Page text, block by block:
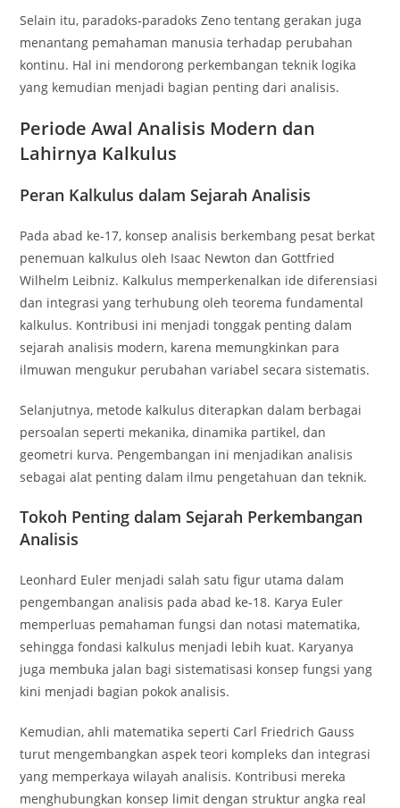
Selain itu, paradoks‑paradoks Zeno tentang gerakan juga
menantang pemahaman manusia terhadap perubahan
kontinu. Hal ini mendorong perkembangan teknik logika
yang kemudian menjadi bagian penting dari analisis.
Periode Awal Analisis Modern dan
Lahirnya Kalkulus
Peran Kalkulus dalam Sejarah Analisis
Pada abad ke‑17, konsep analisis berkembang pesat berkat
penemuan kalkulus oleh Isaac Newton dan Gottfried
Wilhelm Leibniz. Kalkulus memperkenalkan ide diferensiasi
dan integrasi yang terhubung oleh teorema fundamental
kalkulus. Kontribusi ini menjadi tonggak penting dalam
sejarah analisis modern, karena memungkinkan para
ilmuwan mengukur perubahan variabel secara sistematis.
Selanjutnya, metode kalkulus diterapkan dalam berbagai
persoalan seperti mekanika, dinamika partikel, dan
geometri kurva. Pengembangan ini menjadikan analisis
sebagai alat penting dalam ilmu pengetahuan dan teknik.
Tokoh Penting dalam Sejarah Perkembangan
Analisis
Leonhard Euler menjadi salah satu figur utama dalam
pengembangan analisis pada abad ke‑18. Karya Euler
memperluas pemahaman fungsi dan notasi matematika,
sehingga fondasi kalkulus menjadi lebih kuat. Karyanya
juga membuka jalan bagi sistematisasi konsep fungsi yang
kini menjadi bagian pokok analisis.
Kemudian, ahli matematika seperti Carl Friedrich Gauss
turut mengembangkan aspek teori kompleks dan integrasi
yang memperkaya wilayah analisis. Kontribusi mereka
menghubungkan konsep limit dengan struktur angka real